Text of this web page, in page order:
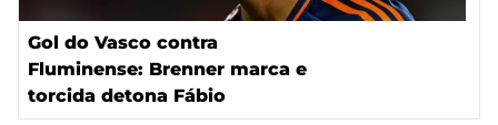
Gol do Vasco contra
Fluminense: Brenner marca e
torcida detona Fábio